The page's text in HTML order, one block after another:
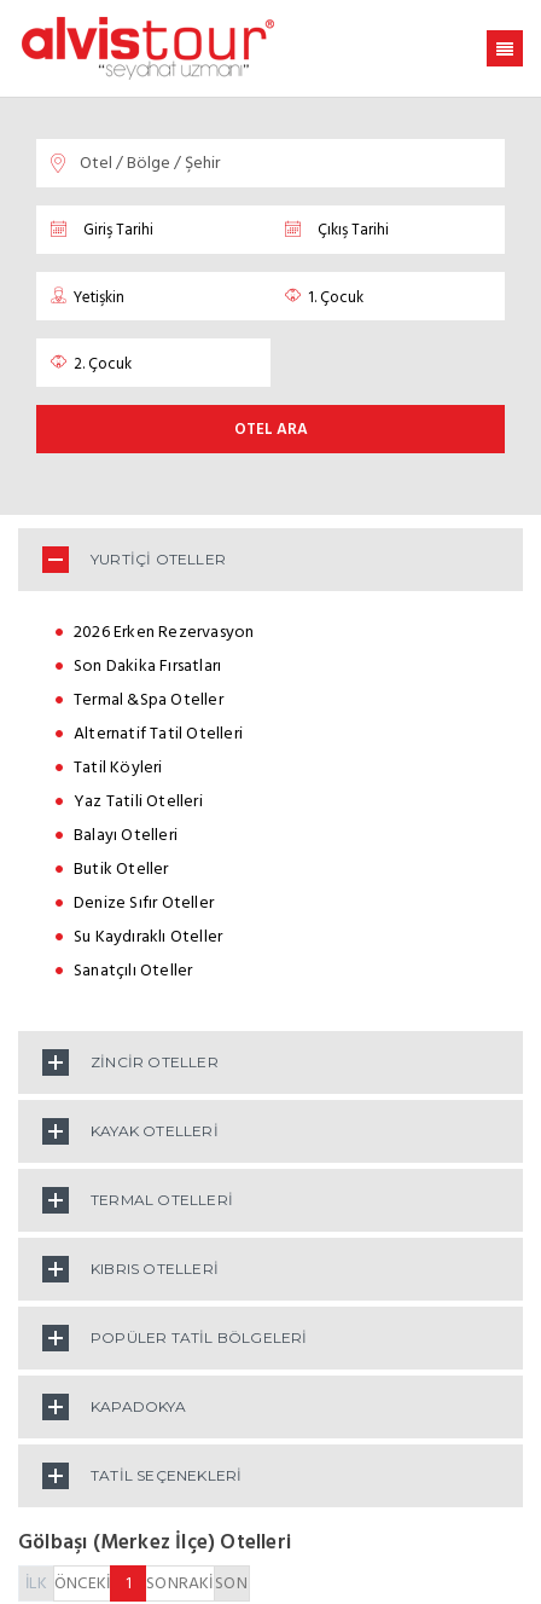
OTEL ARA
YURTİÇİ OTELLER
2026 Erken Rezervasyon
Son Dakika Fırsatları
Termal &Spa Oteller
Alternatif Tatil Otelleri
Tatil Köyleri
Yaz Tatili Otelleri
Balayı Otelleri
Butik Oteller
Denize Sıfır Oteller
Su Kaydıraklı Oteller
Sanatçılı Oteller
ZİNCİR OTELLER
KAYAK OTELLERİ
TERMAL OTELLERİ
KIBRIS OTELLERİ
POPÜLER TATİL BÖLGELERİ
KAPADOKYA
TATİL SEÇENEKLERİ
Gölbaşı (Merkez İlçe) Otelleri
İLK ÖNCEKİ 1 SONRAKİSON